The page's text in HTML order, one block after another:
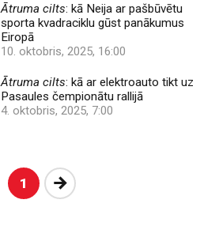
Ātruma cilts: kā Neija ar pašbūvētu
sporta kvadraciklu gūst panākumus
Eiropā
10. oktobris, 2025, 16:00
Ātruma cilts: kā ar elektroauto tikt uz
Pasaules čempionātu rallijā
4. oktobris, 2025, 7:00
1 Nākošā